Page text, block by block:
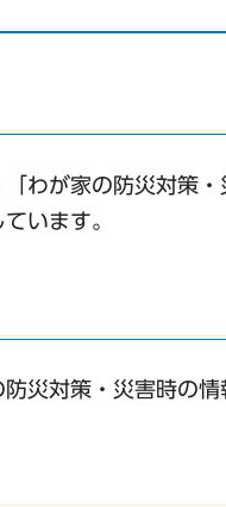
わが家の防災対策
います。
災対策・災害時の